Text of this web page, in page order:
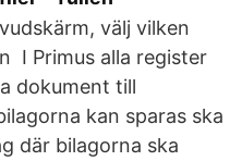
välj vilken
I Primus alla register
dokument till
kan sparas ska
där bilagorna ska